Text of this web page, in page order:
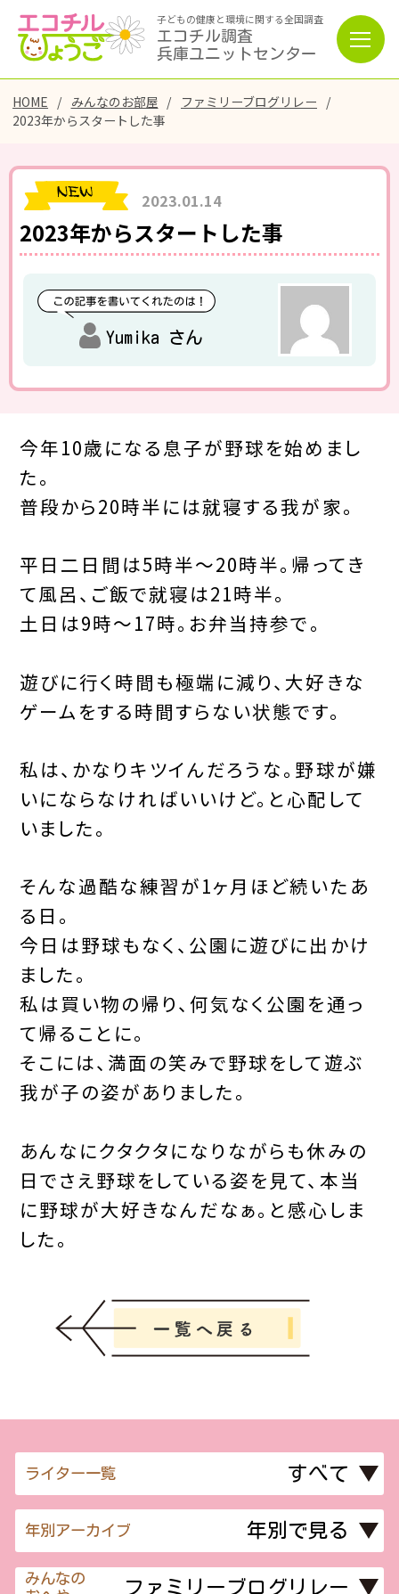
子どもの健康と環境に関する全国調査
エコチル調査
兵庫ユニットセンター
HOME みんなのお部屋
ファミリーブログリレー
2023年からスタートした事
2023.01.14
2023年からスタートした事
Yumika さん
今年10歳になる息子が野球を始めまし
た。
普段から20時半には就寝する我が家。
平日二日間は5時半〜20時半。帰ってき
て風呂、ご飯で就寝は21時半。
土日は9時〜17時。お弁当持参で。
遊びに行く時間も極端に減り、大好きな
ゲームをする時間すらない状態です。
私は、かなりキツイんだろうな。野球が嫌
いにならなければいいけど。と心配して
いました。
そんな過酷な練習が1ヶ月ほど続いたあ
る日。
今日は野球もなく、公園に遊びに出かけ
ました。
私は買い物の帰り、何気なく公園を通っ
て帰ることに。
そこには、満面の笑みで野球をして遊ぶ
我が子の姿がありました。
あんなにクタクタになりながらも休みの
日でさえ野球をしている姿を見て、本当
に野球が大好きなんだなぁ。と感心しま
した。
ライター一覧
年別アーカイブ
みんなの